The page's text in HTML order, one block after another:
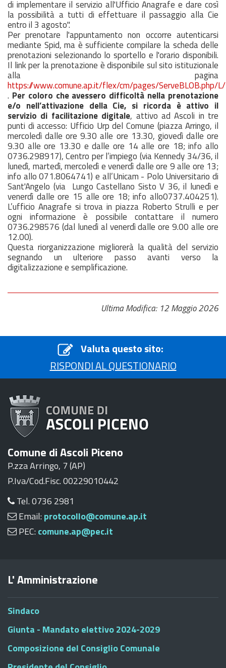
di implementare il servizio all'Ufficio Anagrafe e dare così
la possibilità a tutti di effettuare il passaggio alla Cie
entro il 3 agosto".
Per prenotare l'appuntamento non occorre autenticarsi
mediante Spid, ma è sufficiente compilare la scheda delle
prenotazioni selezionando lo sportello e l'orario disponibili.
Il link per la prenotazione è disponibile sul sito istituzionale
alla pagina
https://www.comune.ap.it/flex/cm/pages/ServeBLOB.php/
. Per coloro che avessero difficoltà nella prenotazione
e/o nell’attivazione della Cie, si ricorda è attivo il
servizio di facilitazione digitale, attivo ad Ascoli in tre
punti di accesso: Ufficio Urp del Comune (piazza Arringo, il
mercoledì dalle ore 9.30 alle ore 13.30, giovedì dalle ore
9.30 alle ore 13.30 e dalle ore 14 alle ore 18; info allo
0736.298917), Centro per l’impiego (via Kennedy 34/36, il
lunedì, martedì, mercoledì e venerdì dalle ore 9 alle ore 13;
info allo 071.8064741) e all’Unicam - Polo Universitario di
Sant'Angelo (via Lungo Castellano Sisto V 36, il lunedì e
venerdì dalle ore 15 alle ore 18; info allo0737.404251).
L’ufficio Anagrafe si trova in piazza Roberto Strulli e per
ogni informazione è possibile contattare il numero
0736.298576 (dal lunedì al venerdì dalle ore 9.00 alle ore
12.00).
Questa riorganizzazione migliorerà la qualità del servizio
segnando un ulteriore passo avanti verso la
digitalizzazione e semplificazione.
Ultima Modifica: 12 Maggio 2026
Valuta questo sito:
RISPONDI AL QUESTIONARIO
Comune di Ascoli Piceno
P.zza Arringo, 7 (AP)
P.Iva/Cod.Fisc. 00229010442
Tel. 0736 2981
Email: protocollo@comune.ap.it
PEC: comune.ap@pec.it
L' Amministrazione
Sindaco
Giunta - Mandato elettivo 2024-2029
Composizione del Consiglio Comunale